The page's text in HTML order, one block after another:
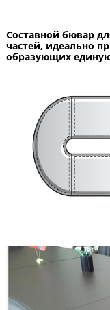
Составной бювар
частей, идеально
образующих